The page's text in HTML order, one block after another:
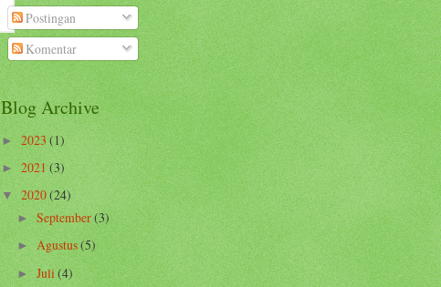
Postingan
Komentar
Blog Archive
►2023(1)
►2021(3)
▼2020(24)
►September(3)
► Agustus(5)
►Juli(4)